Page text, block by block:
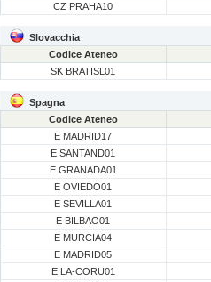
CZ PRAHA10
Slovacchia
Codice Ateneo
SK BRATISL01
Spagna
Codice Ateneo
E MADRID17
E SANTAND01
E GRANADA01
E OVIEDO01
E SEVILLA01
E BILBAO01
E MURCIA04
E MADRID05
E LA-CORU01